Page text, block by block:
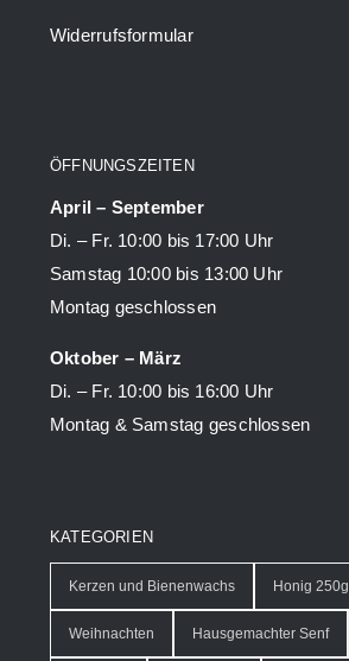
Widerrufsformular
ÖFFNUNGSZEITEN
April – September
Di. – Fr. 10:00 bis 17:00 Uhr
Samstag 10:00 bis 13:00 Uhr
Montag geschlossen
Oktober – März
Di. – Fr. 10:00 bis 16:00 Uhr
Montag & Samstag geschlossen
KATEGORIEN
Kerzen und Bienenwachs Honig 250g
Weihnachten Hausgemachter Senf